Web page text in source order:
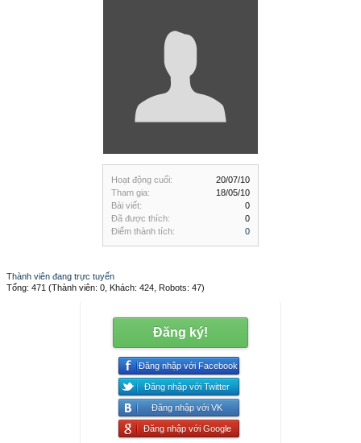
Hoạt động cuối:
20/07/10
Tham gia:
18/05/10
Bài viết:
0
Đã được thích:
0
Điểm thành tích:
0
Thành viên đang trực tuyến
Tổng: 471 (Thành viên: 0, Khách: 424, Robots: 47)
Đăng ký!
Đăng nhập với Facebook
Đăng nhập với Twitter
Đăng nhập với VK
Đăng nhập với Google